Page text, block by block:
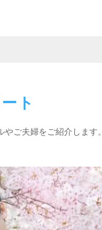
ト
ご夫婦をご紹介します。